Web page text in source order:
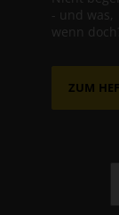
- und was,
wenn
ZUM